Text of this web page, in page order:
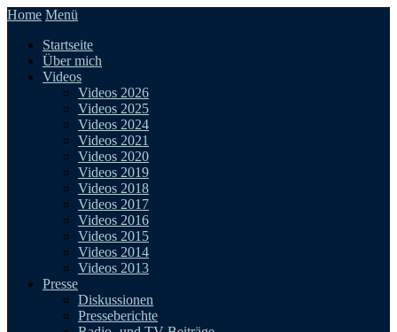
Home Menü
Startseite
Über mich
Videos
Videos 2026
Videos 2025
Videos 2024
Videos 2021
Videos 2020
Videos 2019
Videos 2018
Videos 2017
Videos 2016
Videos 2015
Videos 2014
Videos 2013
Presse
Diskussionen
Presseberichte